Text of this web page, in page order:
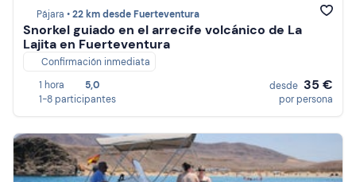
Pájara •22 km desde Fuerteventura
Snorkel guiado en el arrecife volcánico de La
Lajita en Fuerteventura
Confirmación inmediata
1 hora
5,0
1-8 participantes
desde 35 €
por persona